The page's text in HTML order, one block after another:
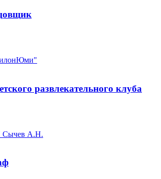
развлекательного клуба
А.Н.